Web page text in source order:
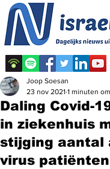
Daling Covid-
in ziekenhuis
stijging aantal
virus patiënten
Joop Soesan
23 nov 2021 1 minuten